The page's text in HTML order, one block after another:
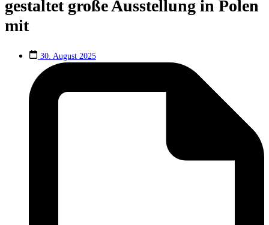
gestaltet große Ausstellung in Polen
mit
30. August 2025